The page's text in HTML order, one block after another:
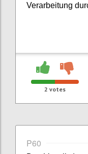
Verarbeitung
2 votes
P60